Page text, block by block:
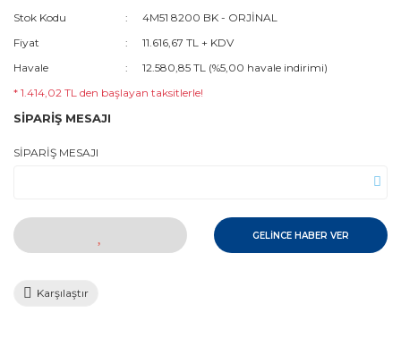
Stok Kodu
4M51 8200 BK - ORJİNAL
Fiyat
11.616,67 TL + KDV
Havale
12.580,85 TL (%5,00 havale indirimi)
* 1.414,02 TL den başlayan taksitlerle!
SİPARİŞ MESAJI
SİPARİŞ MESAJI
GELİNCE HABER VER
Karşılaştır